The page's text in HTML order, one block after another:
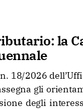
la
18/2026
gli
degli